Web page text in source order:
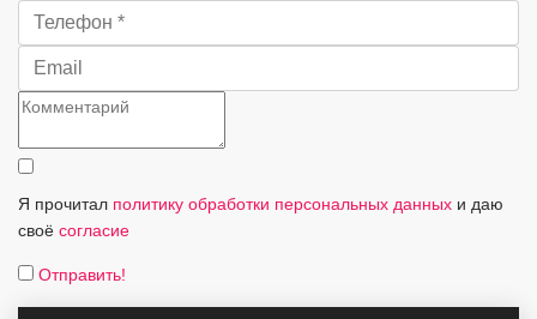
Я прочитал политику обработки персональных данных и даю
своё согласие
Отправить!